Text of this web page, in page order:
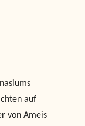
auf
von Ameis